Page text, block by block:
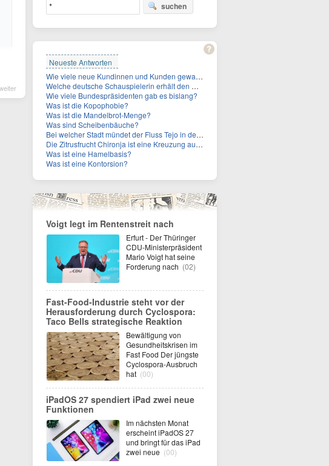
suchen
Neueste Antworten
Wie viele neue Kundinnen und Kunden gewann MagentaTV allein durch die WM hinzu?
Welche deutsche Schauspielerin erhält den Deutschen Kulturpolitikpreis?
Wie viele Bundespräsidenten gab es bislang?
Was ist die Kopophobie?
Was ist die Mandelbrot-Menge?
Was sind Scheibenbäuche?
Bei welcher Stadt mündet der Fluss Tejo in den Atlantik?
Die Zitrusfrucht Chironja ist eine Kreuzung aus welchen Früchten?
Was ist eine Hamelbasis?
Was ist eine Kontorsion?
Voigt legt im Rentenstreit nach
Erfurt - Der Thüringer
CDU-Ministerpräsident
Mario Voigt hat seine
Forderung nach (02)
Fast-Food-Industrie steht vor der
Herausforderung durch Cyclospora:
Taco Bells strategische Reaktion
Bewältigung von
Gesundheitskrisen im
Fast Food Der jüngste
Cyclospora-Ausbruch
hat (00)
iPadOS 27 spendiert iPad zwei neue
Funktionen
Im nächsten Monat
erscheint iPadOS 27
und bringt für das iPad
zwei neue (00)